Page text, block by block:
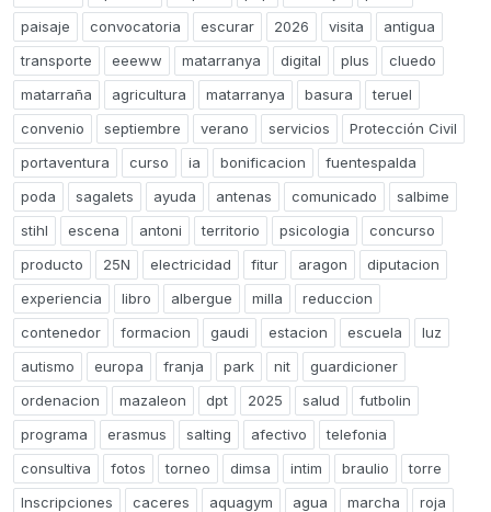
paisaje
convocatoria escurar 2026 visita
antigua
transporte
eeeww matarranya digital plus
cluedo
matarraña
agricultura matarranya basura
teruel
convenio
septiembre verano servicios
Protección Civil
portaventura
curso ia bonificacion
fuentespalda
poda
sagalets ayuda antenas comunicado
salbime
stihl
escena antoni territorio psicologia
concurso
producto
25N electricidad fitur aragon
diputacion
experiencia
libro albergue milla
reduccion
contenedor
formacion gaudi estacion escuela
luz
autismo
europa franja park nit
guardicioner
ordenacion
mazaleon dpt 2025 salud
futbolin
programa
erasmus salting afectivo
telefonia
consultiva
fotos torneo dimsa intim braulio
torre
Inscripciones
caceres aquagym agua marcha
roja